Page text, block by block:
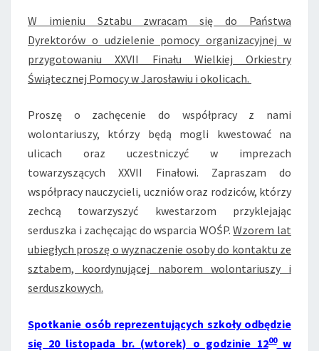
W imieniu Sztabu zwracam się do Państwa
Dyrektorów o udzielenie pomocy organizacyjnej w
przygotowaniu XXVII Finału Wielkiej Orkiestry
Świątecznej Pomocy w Jarosławiu i okolicach.
Proszę o zachęcenie do współpracy z nami
wolontariuszy, którzy będą mogli kwestować na
ulicach oraz uczestniczyć w imprezach
towarzyszących XXVII Finałowi. Zapraszam do
współpracy nauczycieli, uczniów oraz rodziców, którzy
zechcą towarzyszyć kwestarzom przyklejając
serduszka i zachęcając do wsparcia WOŚP.Wzorem lat
ubiegłych proszę o wyznaczenie osoby do kontaktu ze
sztabem, koordynującej naborem wolontariuszy i
serduszkowych.
Spotkanie osób reprezentujących szkoły odbędzie
się 20 listopada br. (wtorek) o godzinie 1200w